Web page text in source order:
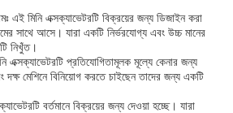
এই মিনি এক্সক্যাভেটরটি বিক্রয়ের জন্য ডিজাইন করা
সাথে আসে। যারা একটি নির্ভরযোগ্য এবং উচ্চ মানের
নিখুঁত।
এক্সক্যাভেটরটি প্রতিযোগিতামূলক মূল্যে কেনার জন্য
মেশিনে বিনিয়োগ করতে চাইছেন তাদের জন্য একটি
বর্তমানে বিক্রয়ের জন্য দেওয়া হচ্ছে। যারা